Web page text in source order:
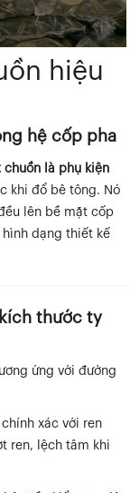
hiệu
hệ cốp pha
chuồn là phụ kiện
khi đổ bê tông. Nó
lên bề mặt cốp
dạng thiết kế
thước ty
ứng với đường
xác với ren
ren, lệch tâm khi